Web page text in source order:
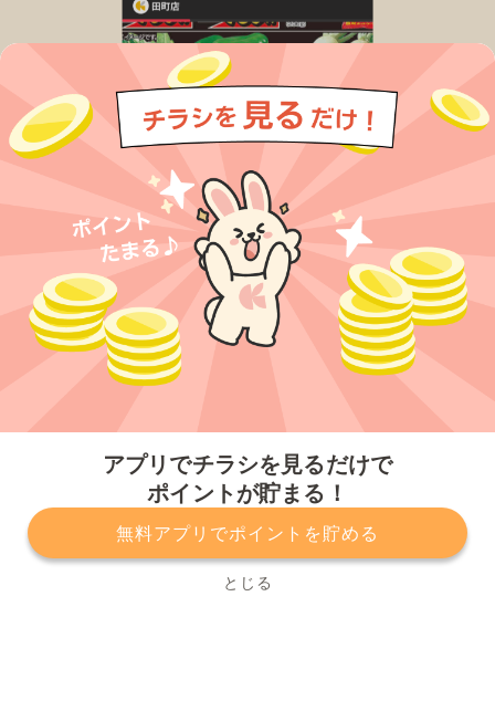
アプリでチラシを見るだけで
ポイントが貯まる！
無料アプリでポイントを貯める
とじる
プライバシーポリシー 利用規約
運営会社
サービスに関してのお問い合わせ